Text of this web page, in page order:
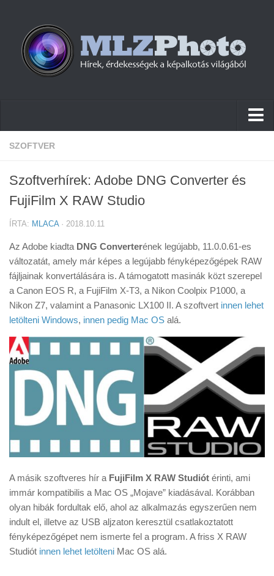
Hírek
Cikkek
Szoftver
Tudástár
Tanácsok
Érdekességek
Helyszíni Riport
E-BB
SZOFTVER
Szoftverhírek: Adobe DNG Converter és
FujiFilm X RAW Studio
ÍRTA: MLACA· 2018.10.11
Az Adobe kiadta DNG Converterének legújabb, 11.0.0.61-es
változatát, amely már képes a legújabb fényképezőgépek RAW
fájljainak konvertálására is. A támogatott masinák közt szerepel
a Canon EOS R, a FujiFilm X-T3, a Nikon Coolpix P1000, a
Nikon Z7, valamint a Panasonic LX100 II. A szoftvert innen lehet
letölteni Windows, innen pedig Mac OS alá.
A másik szoftveres hír a FujiFilm X RAW Studiót érinti, ami
immár kompatibilis a Mac OS „Mojave” kiadásával. Korábban
olyan hibák fordultak elő, ahol az alkalmazás egyszerűen nem
indult el, illetve az USB aljzaton keresztül csatlakoztatott
fényképezőgépet nem ismerte fel a program. A friss X RAW
Studiót innen lehet letölteni Mac OS alá.